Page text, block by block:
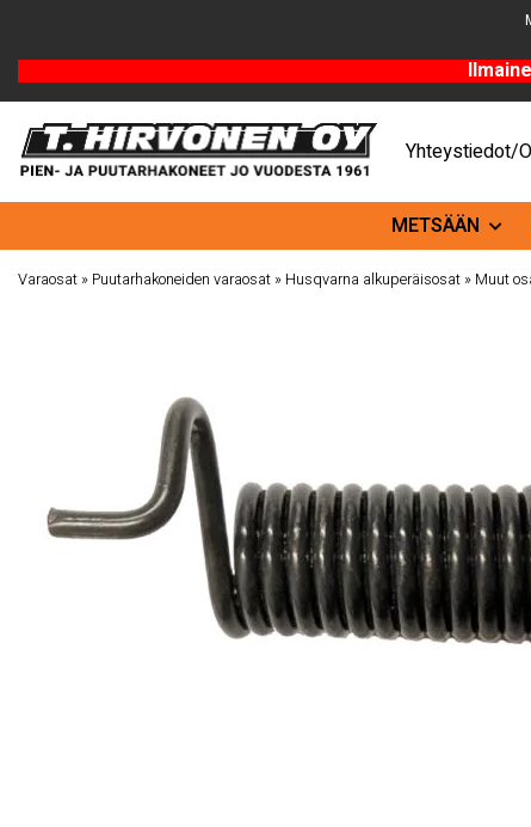
Yhteystiedot/
METSÄÄN
Varaosat » Puutarhakoneiden varaosat » Husqvarna alkuperäisosat » Muut